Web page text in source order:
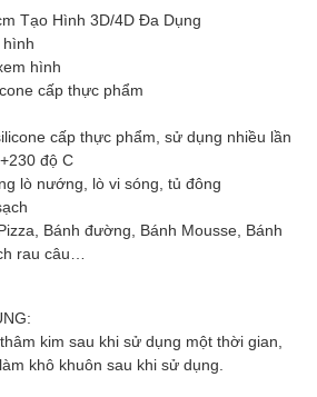
Tạo Hình 3D/4D Đa Dụng
hình
cấp thực phẩm
cấp thực phẩm, sử dụng nhiều lần
độ C
lò nướng, lò vi sóng, tủ đông
Bánh đường, Bánh Mousse, Bánh
rau câu…
kim sau khi sử dụng một thời gian,
khô khuôn sau khi sử dụng.